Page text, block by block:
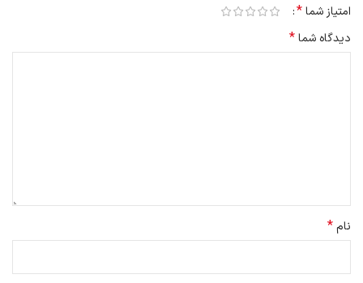
امتیاز شما*
دیدگاه شما*
نام*